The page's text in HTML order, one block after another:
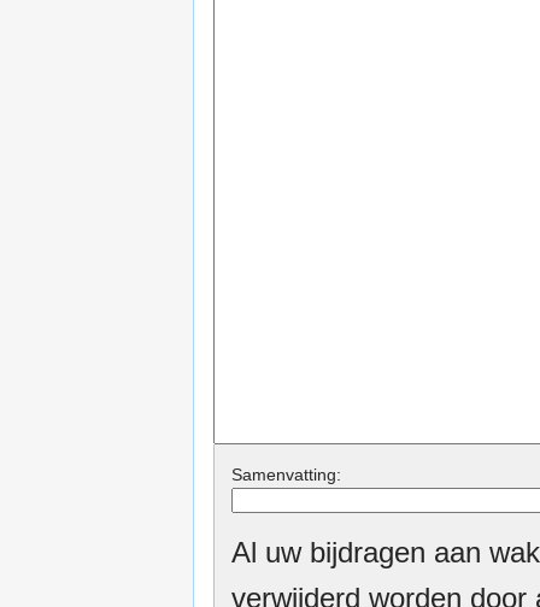
Samenvatting:
Al uw bijdragen aan
verwijderd worden